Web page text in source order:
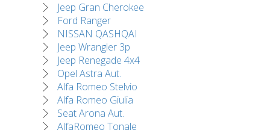
Jeep Gran Cherokee
Ford Ranger
NISSAN QASHQAI
Jeep Wrangler 3p
Jeep Renegade 4x4
Opel Astra Aut.
Alfa Romeo Stelvio
Alfa Romeo Giulia
Seat Arona Aut.
AlfaRomeo Tonale